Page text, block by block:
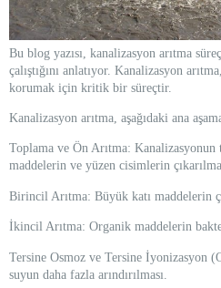
Bu blog yazısı, kanalizasyon arıtma
çalıştığını anlatıyor. Kanalizasyon
korumak için kritik bir süreçtir.
Kanalizasyon arıtma, aşağıdaki ana
Toplama ve Ön Arıtma: Kanalizasyonun
maddelerin ve yüzen cisimlerin
Birincil Arıtma: Büyük katı maddelerin
İkincil Arıtma: Organik maddelerin
Tersine Osmoz ve Tersine İyonizasyon
suyun daha fazla arındırılması.